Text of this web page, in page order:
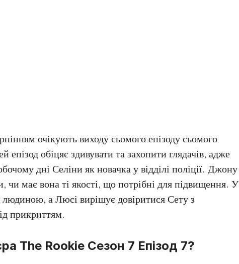
очікують виходу сьомого епізоду сьомого
обіцяє здивувати та захопити глядачів, адже
дні Селіни як новачка у відділі поліції. Джону
чи має вона ті якості, що потрібні для підвищення. У
а Люсі вирішує довіритися Сету з
прикриттям.
The Rookie Сезон 7 Епізод 7?